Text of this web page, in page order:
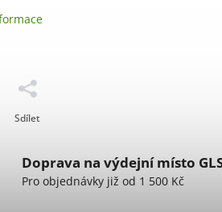
Sdílet
Doprava na výdejní místo
Pro objednávky již od 1 500 Kč